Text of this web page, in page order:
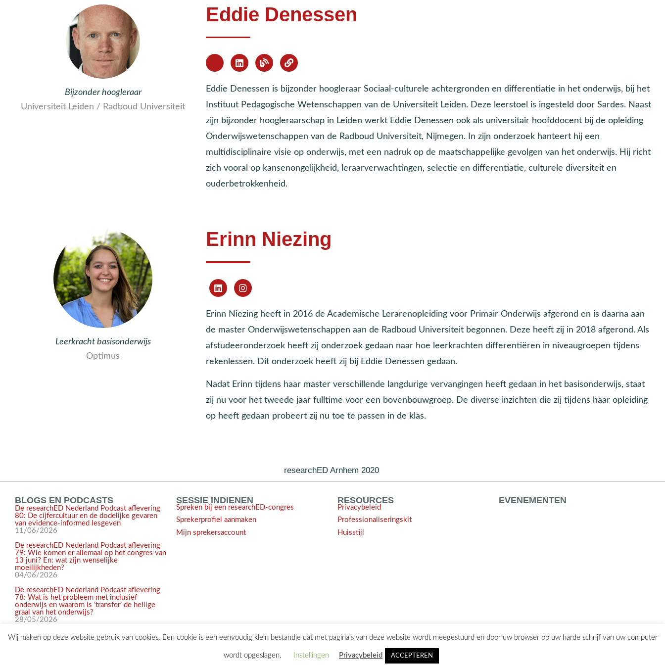
Bijzonder hoogleraar
Universiteit Leiden / Radboud Universiteit
Eddie Denessen
Eddie Denessen is bijzonder hoogleraar Sociaal-culturele achtergronden en differentiatie in het onderwijs, bij het
Instituut Pedagogische Wetenschappen van de Universiteit Leiden. Deze leerstoel is ingesteld door Sardes. Naast
zijn bijzonder hoogleraarschap in Leiden werkt Eddie Denessen ook als universitair hoofddocent bij de opleiding
Onderwijswetenschappen van de Radboud Universiteit, Nijmegen. In zijn onderzoek hanteert hij een
multidisciplinaire visie op onderwijs, met een nadruk op de maatschappelijke gevolgen van het onderwijs. Hij richt
zich vooral op kansenongelijkheid, leraarverwachtingen, selectie en differentiatie, culturele diversiteit en
ouderbetrokkenheid.
Leerkracht basisonderwijs
Optimus
Erinn Niezing
Erinn Niezing heeft in 2016 de Academische Lerarenopleiding voor Primair Onderwijs afgerond en is daarna aan
de master Onderwijswetenschappen aan de Radboud Universiteit begonnen. Deze heeft zij in 2018 afgerond. Als
afstudeeronderzoek heeft zij onderzoek gedaan naar hoe leerkrachten differentiëren in niveaugroepen tijdens
rekenlessen. Dit onderzoek heeft zij bij Eddie Denessen gedaan.
Nadat Erinn tijdens haar master verschillende langdurige vervangingen heeft gedaan in het basisonderwijs, staat
zij nu voor het tweede jaar fulltime voor een bovenbouwgroep. De diverse inzichten die zij tijdens haar opleiding
op heeft gedaan probeert zij nu toe te passen in de klas.
researchED Arnhem 2020
BLOGS EN PODCASTS
De researchED Nederland Podcast aflevering
80: De cijfercultuur en de dodelijke gevaren
van evidence-informed lesgeven
11/06/2026
De researchED Nederland Podcast aflevering
79: Wie komen er allemaal op het congres van
13 juni? En: wat zijn wenselijke
moeilijkheden?
04/06/2026
De researchED Nederland Podcast aflevering
78: Wat is het probleem met inclusief
onderwijs en waarom is ‘transfer’ de heilige
graal van het onderwijs?
28/05/2026
SESSIE INDIENEN
Spreken bij een researchED-congres
Sprekerprofiel aanmaken
Mijn sprekersaccount
RESOURCES
Privacybeleid
Professionaliseringskit
Huisstijl
EVENEMENTEN
contact@researchED.eu
Wij maken op deze website gebruik van cookies. Een cookie is een eenvoudig klein bestandje dat met pagina’s van deze website wordt meegestuurd en door uw browser op uw harde schrijf van uw computer
wordt opgeslagen. Instellingen Privacybeleid ACCEPTEREN